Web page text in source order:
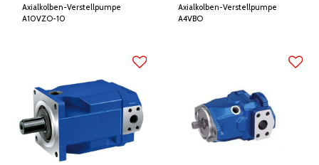
Axialkolben-Verstellpumpe
A10VZO-10
Axialkolben-Verstellpumpe
A4VBO